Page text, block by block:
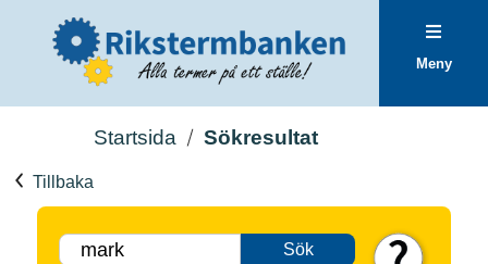
Meny
Startsida Sökresultat
Tillbaka
Sök